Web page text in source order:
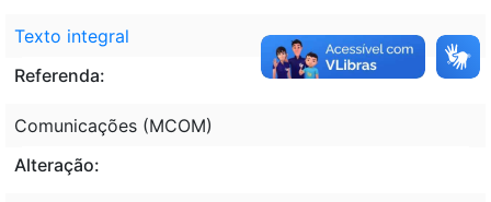
Texto integral
Referenda:
Comunicações (MCOM)
Alteração: